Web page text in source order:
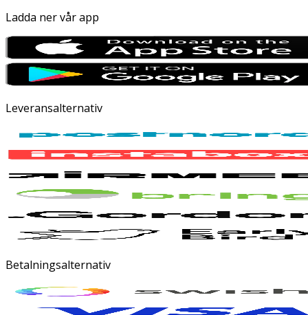
Ladda ner vår app
Leveransalternativ
Betalningsalternativ